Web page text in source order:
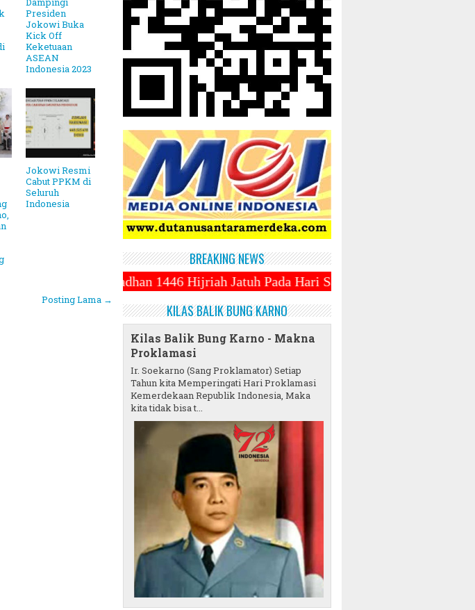
Presiden
Jokowi Buka
Kick Off
Keketuaan
ASEAN
Indonesia 2023
Jokowi Resmi
Cabut PPKM di
Seluruh
Indonesia
Posting Lama →
BREAKING NEWS
1446 Hijriah Jatuh Pada Hari Sabtu 1 Maret 2025 ~||~ 1 Syawal
KILAS BALIK BUNG KARNO
Kilas Balik Bung Karno - Makna
Proklamasi
Ir. Soekarno (Sang Proklamator) Setiap
Tahun kita Memperingati Hari Proklamasi
Kemerdekaan Republik Indonesia, Maka
kita tidak bisa t...